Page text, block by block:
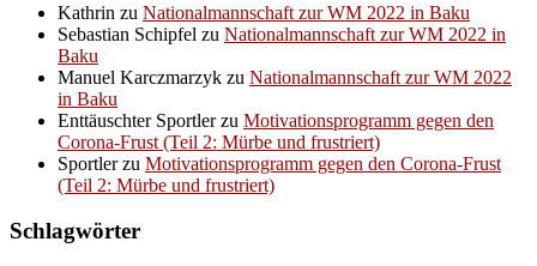
Kathrin zu Nationalmannschaft zur WM 2022 in Baku
Sebastian Schipfel zu Nationalmannschaft zur WM 2022 in
Baku
Manuel Karczmarzyk zu Nationalmannschaft zur WM 2022
in Baku
Enttäuschter Sportlerzu Motivationsprogramm gegen den
Corona-Frust (Teil 2: Mürbe und frustriert)
Sportlerzu Motivationsprogramm gegen den Corona-Frust
(Teil 2: Mürbe und frustriert)
Schlagwörter